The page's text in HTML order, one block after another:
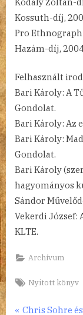
Kossuth-díj,
Pro
Hazám-díj,
Felhasznált
Bari Károly: A
Gondolat.
Bari Károly: Az
Bari Károly:
Gondolat.
Bari Károly
hagyományos
Sándor
Vekerdi József:
KLTE.
Archívum
Tags:
Nyitott könyv
P
Chris Sohre